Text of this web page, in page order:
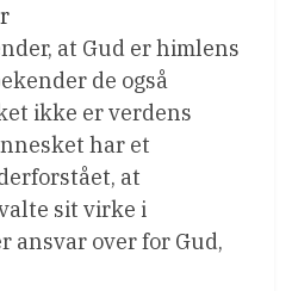
at Gud er himlens
de også
ikke er verdens
har et
at
sit virke i
over for Gud,